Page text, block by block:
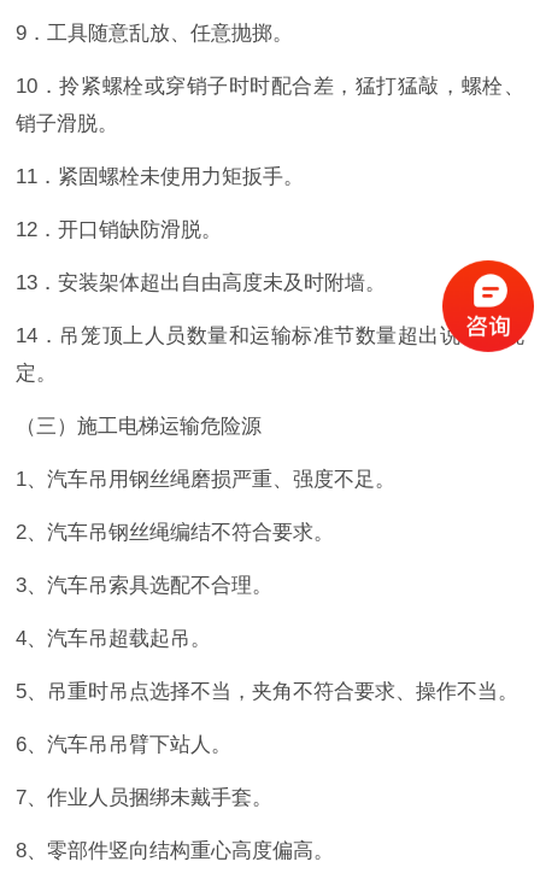
9．工具随意乱放、任意抛掷。
10．拎紧螺栓或穿销子时时配合差，猛打猛敲，螺栓、
销子滑脱。
11．紧固螺栓未使用力矩扳手。
12．开口销缺防滑脱。
13．安装架体超出自由高度未及时附墙。
14．吊笼顶上人员数量和运输标准节数量超出说明书规
定。
（三）施工电梯运输危险源
1、汽车吊用钢丝绳磨损严重、强度不足。
2、汽车吊钢丝绳编结不符合要求。
3、汽车吊索具选配不合理。
4、汽车吊超载起吊。
5、吊重时吊点选择不当，夹角不符合要求、操作不当。
6、汽车吊吊臂下站人。
7、作业人员捆绑未戴手套。
8、零部件竖向结构重心高度偏高。